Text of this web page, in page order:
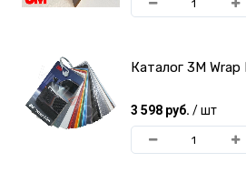
Каталог 3М Wrap
3 598 руб. / шт